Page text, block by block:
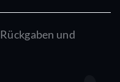
Rückgaben und